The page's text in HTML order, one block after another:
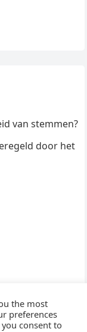
van stemmen?
door het
the most
preferences
you consent to